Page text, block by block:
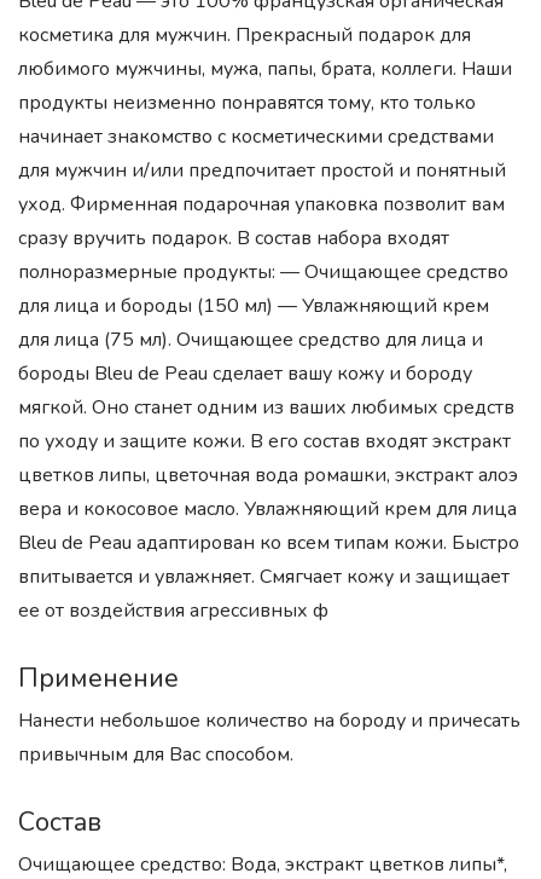
косметика для мужчин. Прекрасный подарок для
любимого мужчины, мужа, папы, брата, коллеги. Наши
продукты неизменно понравятся тому, кто только
начинает знакомство с косметическими средствами
для мужчин и/или предпочитает простой и понятный
уход. Фирменная подарочная упаковка позволит вам
сразу вручить подарок. В состав набора входят
полноразмерные продукты: — Очищающее средство
для лица и бороды (150 мл) — Увлажняющий крем
для лица (75 мл). Очищающее средство для лица и
бороды Bleu de Peau сделает вашу кожу и бороду
мягкой. Оно станет одним из ваших любимых средств
по уходу и защите кожи. В его состав входят экстракт
цветков липы, цветочная вода ромашки, экстракт алоэ
вера и кокосовое масло. Увлажняющий крем для лица
Bleu de Peau адаптирован ко всем типам кожи. Быстро
впитывается и увлажняет. Смягчает кожу и защищает
ее от воздействия агрессивных ф
Применение
Нанести небольшое количество на бороду и причесать
привычным для Вас способом.
Состав
Очищающее средство: Вода, экстракт цветков липы*,